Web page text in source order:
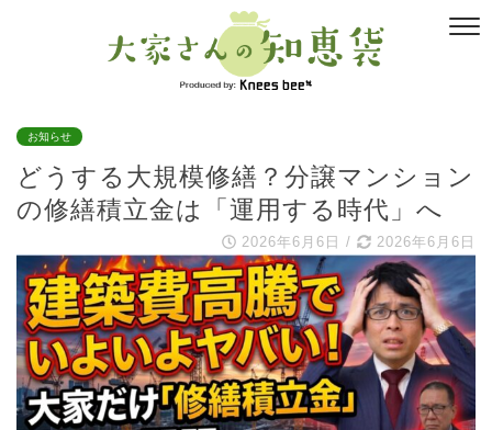
お知らせ
どうする大規模修繕？分譲マンション
の修繕積立金は「運用する時代」へ
2026年6月6日 / 2026年6月6日